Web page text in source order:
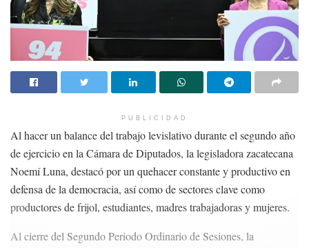
PUBLICIDAD
Al hacer un balance del trabajo levislativo durante el segundo año
de ejercicio en la Cámara de Diputados, la legisladora zacatecana
Noemí Luna, destacó por un quehacer constante y productivo en
defensa de la democracia, así como de sectores clave como
productores de frijol, estudiantes, madres trabajadoras y mujeres.
Al cierre del Segundo Periodo Ordinario de Sesiones, la